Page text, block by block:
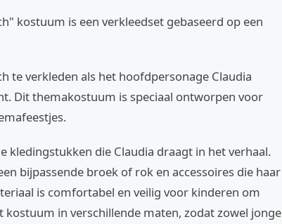
kostuum is een verkleedset gebaseerd op een
te verkleden als het hoofdpersonage Claudia
Dit themakostuum is speciaal ontworpen voor
kledingstukken die Claudia draagt in het verhaal.
bijpassende broek of rok en accessoires die haar
is comfortabel en veilig voor kinderen om
kostuum in verschillende maten, zodat zowel jonge